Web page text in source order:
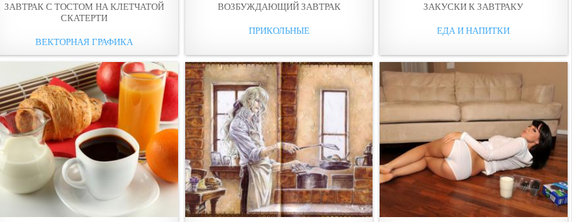
ЗАВТРАК С ТОСТОМ НА КЛЕТЧАТОЙ
СКАТЕРТИ
ВЕКТОРНАЯ ГРАФИКА
ВОЗБУЖДАЮЩИЙ ЗАВТРАК
ПРИКОЛЬНЫЕ
ЗАКУСКИ К ЗАВТРАКУ
ЕДА И НАПИТКИ